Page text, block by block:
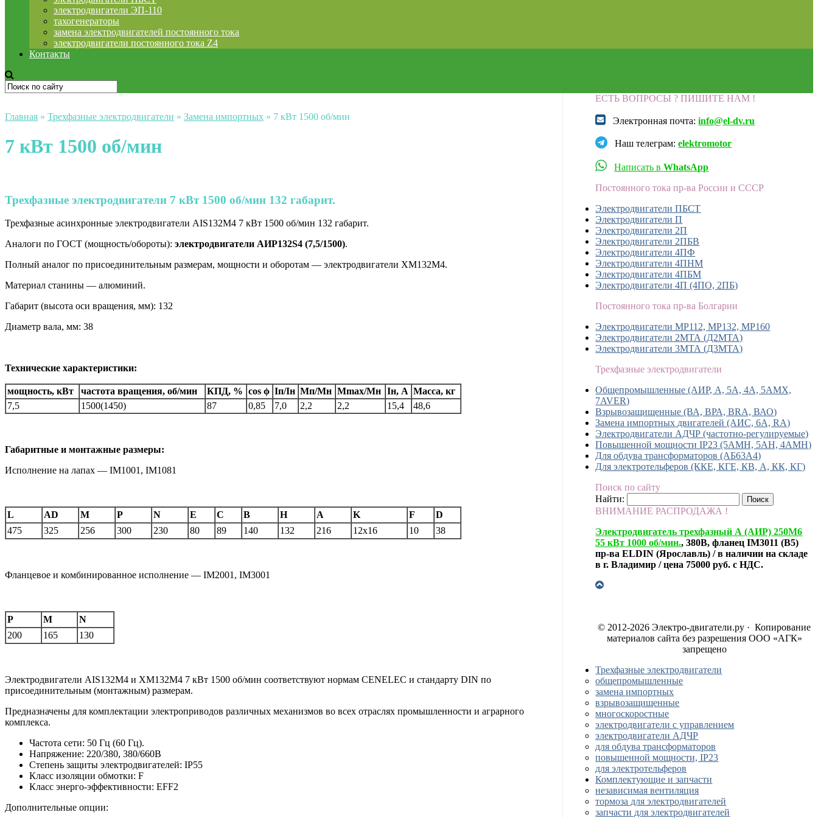
электродвигатели ЭП-110
тахогенераторы
замена электродвигателей постоянного тока
электродвигатели постоянного тока Z4
Контакты
Главная » Трехфазные электродвигатели » Замена импортных » 7 кВт 1500 об/мин
7 кВт 1500 об/мин
Трехфазные электродвигатели 7 кВт 1500 об/мин 132 габарит.
Трехфазные асинхронные электродвигатели AIS132M4 7 кВт 1500 об/мин 132 габарит.
Аналоги по ГОСТ (мощность/обороты): электродвигатели АИР132S4 (7,5/1500).
Полный аналог по присоединительным размерам, мощности и оборотам — электродвигатели XM132M4.
Материал станины — алюминий.
Габарит (высота оси вращения, мм): 132
Диаметр вала, мм: 38
Технические характеристики:
мощность, кВт частота вращения, об/мин КПД, % cos ϕ Iп/Iн Мп/Мн Мmax/Mн Iн, А Масса, кг
7,5
1500(1450) 87 0,85 7,0 2,2 2,2 15,4 48,6
Габаритные и монтажные размеры:
Исполнение на лапах — IM1001, IM1081
L AD M P N E C B H A K F
D
475
325 256 300 230 80 89 140 132 216 12х16 10 38
Фланцевое и комбинированное исполнение — IM2001, IM3001
P M
N
200
165 130
Электродвигатели AIS132M4 и XM132M4 7 кВт 1500 об/мин соответствуют нормам CENELEC и стандарту DIN по
присоединительным (монтажным) размерам.
Предназначены для комплектации электроприводов различных механизмов во всех отраслях промышленности и аграрного
комплекса.
Частота сети: 50 Гц (60 Гц).
Напряжение: 220/380, 380/660В
Степень защиты электродвигателей: IP55
Класс изоляции обмотки: F
Класс энерго-эффективности: EFF2
Дополнительные опции:
ЕСТЬ ВОПРОСЫ ? ПИШИТЕ НАМ !
Электронная почта:info@el-dv.ru
Наш телеграм:elektromotor
Написать вWhatsApp
Постоянного тока пр-ва России и СССР
Электродвигатели ПБСТ
Электродвигатели П
Электродвигатели 2П
Электродвигатели 2ПБВ
Электродвигатели 4ПФ
Электродвигатели 4ПНМ
Электродвигатели 4ПБМ
Электродвигатели 4П (4ПО, 2ПБ)
Постоянного тока пр-ва Болгарии
Электродвигатели MP112, МР132, MP160
Электродвигатели 2МТА (Д2МТА)
Электродвигатели 3МТА (Д3МТА)
Трехфазные электродвигатели
Общепромышленные (АИР, А, 5А, 4А, 5АМХ,
7AVER)
Взрывозащищенные (ВА, ВРА, BRA, ВАО)
Замена импортных двигателей (АИС, 6А, RA)
Электродвигатели АДЧР (частотно-регулируемые)
Повышенной мощности IP23 (5АМН, 5АН, 4АМН)
Для обдува трансформаторов (АБ63А4)
Для электротельферов (ККЕ, КГЕ, КВ, А, КК, КГ)
Поиск по сайту
Найти:
ВНИМАНИЕ РАСПРОДАЖА !
Электродвигатель трехфазный А (АИР) 250М6
55 кВт 1000 об/мин., 380В, фланец IM3011 (B5)
пр-ва ELDIN (Ярославль) / в наличии на складе
в г. Владимир / цена 75000 руб. с НДС.
© 2012-2026 Электро-двигатели.ру · Копирование
материалов сайта без разрешения ООО «АГК»
запрещено
Трехфазные электродвигатели
общепромышленные
замена импортных
взрывозащищенные
многоскоростные
электродвигатели с управлением
электродвигатели АДЧР
для обдува трансформаторов
повышенной мощности, IP23
для электротельферов
Комплектующие и запчасти
независимая вентиляция
тормоза для электродвигателей
запчасти для электродвигателей